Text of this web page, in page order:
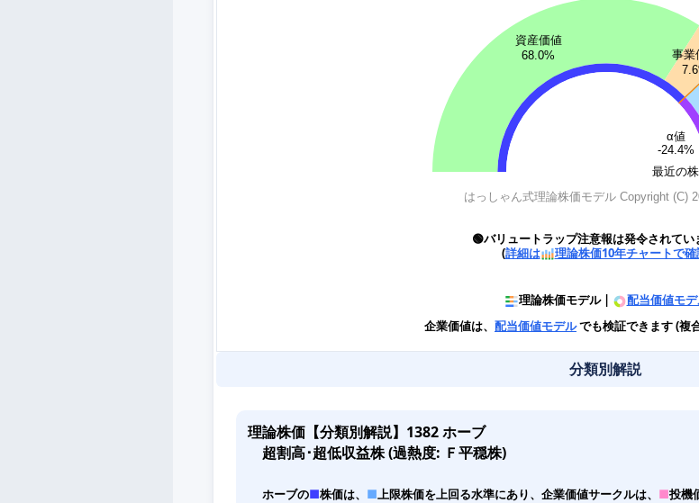
🟢バリュートラップ注意報は発令されてい
(詳細は 理論株価10年チャートで確
理論株価モデル |
配当価値モ
企業価値は、 配当価値モデルでも検証できます (複
分類別解説
理論株価【分類別解説】1382 ホーブ
超割高･超低収益株 (過熱度: Ｆ平穏株)
ホーブの■株価は、 ■上限株価を上回る水準にあり、企業価値サークルは、 ■投機